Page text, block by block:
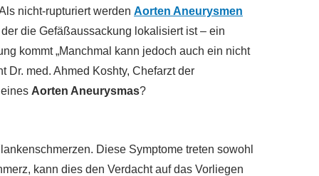
nicht-rupturiert werden Aorten Aneurysmen
die Gefäßaussackung lokalisiert ist – ein
kommt „Manchmal kann jedoch auch ein nicht
Dr. med. Ahmed Koshty, Chefarzt der
Aorten Aneurysmas?
Diese Symptome treten sowohl
kann dies den Verdacht auf das Vorliegen